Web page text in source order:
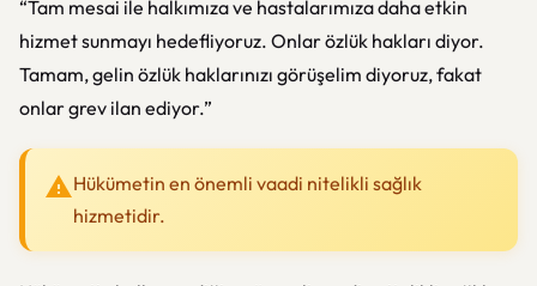
“Tam mesai ile halkımıza ve hastalarımıza daha etkin
hizmet sunmayı hedefliyoruz. Onlar özlük hakları diyor.
Tamam, gelin özlük haklarınızı görüşelim diyoruz, fakat
onlar grev ilan ediyor.”
Hükümetin en önemli vaadi nitelikli sağlık
hizmetidir.